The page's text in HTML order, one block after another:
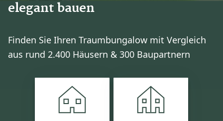
elegant bauen
Finden Sie Ihren Traumbungalow mit Vergleich
aus rund 2.400 Häusern & 300 Baupartnern